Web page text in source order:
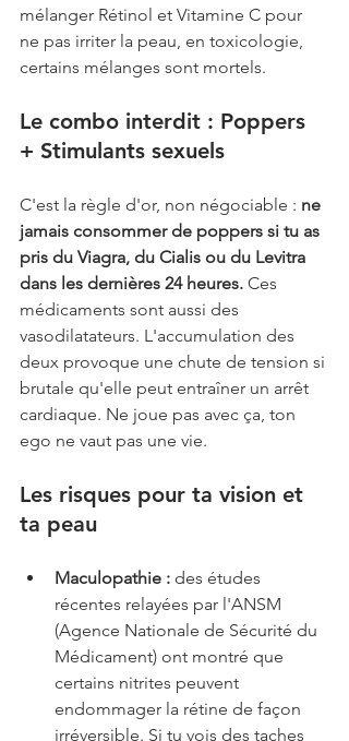
mélanger Rétinol et Vitamine C pour
ne pas irriter la peau, en toxicologie,
certains mélanges sont mortels.
Le combo interdit : Poppers
+ Stimulants sexuels
C'est la règle d'or, non négociable : ne
jamais consommer de poppers si tu as
pris du Viagra, du Cialis ou du Levitra
dans les dernières 24 heures. Ces
médicaments sont aussi des
vasodilatateurs. L'accumulation des
deux provoque une chute de tension si
brutale qu'elle peut entraîner un arrêt
cardiaque. Ne joue pas avec ça, ton
ego ne vaut pas une vie.
Les risques pour ta vision et
ta peau
Maculopathie : des études
récentes relayées par l'ANSM
(Agence Nationale de Sécurité du
Médicament) ont montré que
certains nitrites peuvent
endommager la rétine de façon
irréversible. Si tu vois des taches